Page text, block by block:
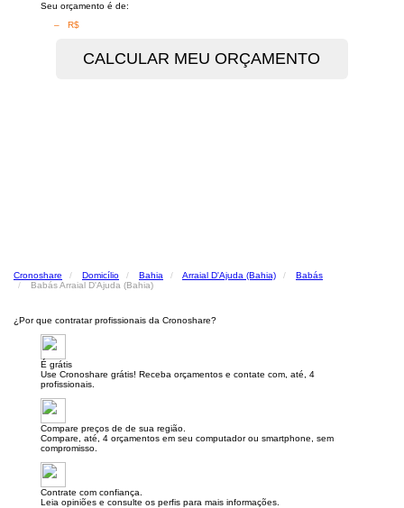
Seu orçamento é de:
– R$
Cronoshare Domicílio Bahia Arraial D'Ajuda (Bahia)
Babás
Babás Arraial D'Ajuda (Bahia)
¿Por que contratar profissionais da Cronoshare?
É grátis
Use Cronoshare grátis! Receba orçamentos e contate com, até, 4
profissionais.
Compare preços de de sua região.
Compare, até, 4 orçamentos em seu computador ou smartphone, sem
compromisso.
Contrate com confiança.
Leia opiniões e consulte os perfis para mais informações.